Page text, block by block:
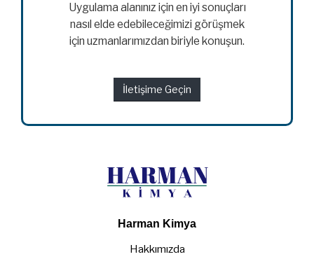
Uygulama alanınız için en iyi sonuçları
nasıl elde edebileceğimizi görüşmek
için uzmanlarımızdan biriyle konuşun.
İletişime Geçin
Harman Kimya
Hakkımızda